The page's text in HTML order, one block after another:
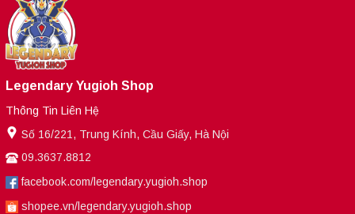
Legendary Yugioh Shop
Thông Tin Liên Hệ
Số 16/221, Trung Kính, Cầu Giấy, Hà Nội
09.3637.8812
facebook.com/legendary.yugioh.shop
shopee.vn/legendary.yugioh.shop